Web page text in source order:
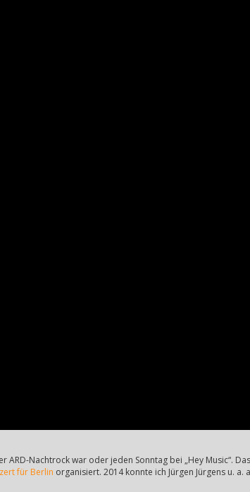
Nachtrock war oder jeden Sonntag bei „Hey Music“.
für Berlin organisiert. 2014 konnte ich Jürgen Jürgens u. a.